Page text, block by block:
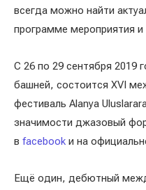
всегда можно найти
программе мероприятия и
С 26 по 29 сентября 2019
башней, состоится XVI
фестиваль Alanya
значимости джазовый
в facebook и на
Ещё один, дебютный